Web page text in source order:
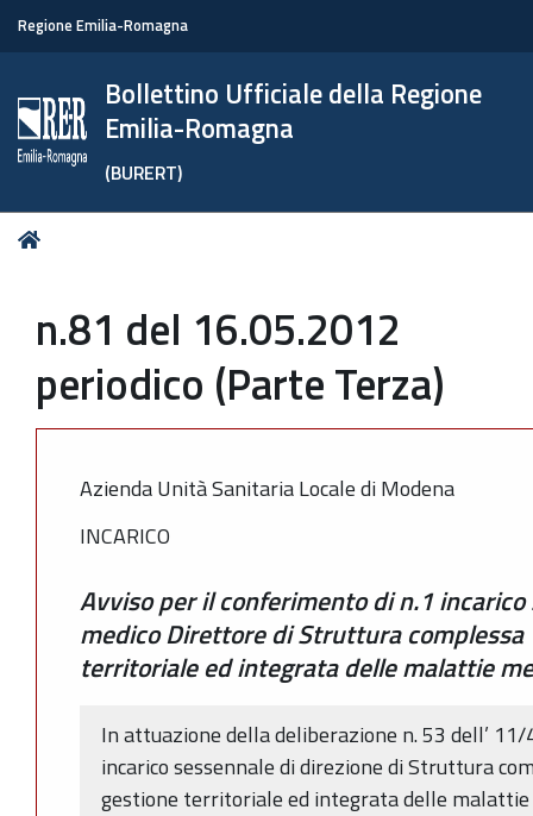
Regione Emilia-Romagna
Bollettino Ufficiale della Regione
Emilia-Romagna
(BURERT)
Tu
n.81 del 16.05.2012
periodico (Parte Terza)
Azienda Unità Sanitaria Locale di Modena
INCARICO
Avviso per il conferimento di n.1
medico Direttore di Struttura
territoriale ed integrata delle malattie
In attuazione della deliberazione n. 53 dell’
incarico sessennale di direzione di Struttura
gestione territoriale ed integrata delle malattie